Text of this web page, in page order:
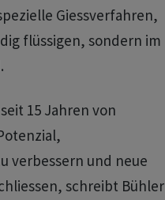
Giessverfahren,
flüssigen, sondern im
15 Jahren von
verbessern und neue
schreibt Bühler